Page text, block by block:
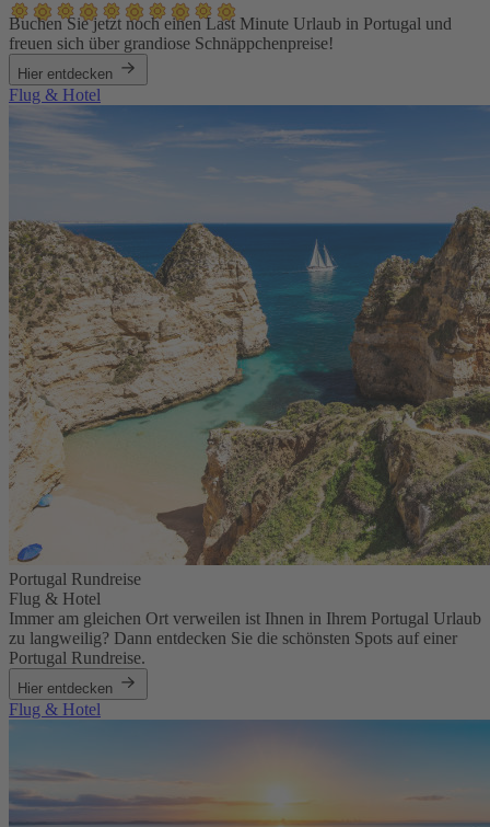
Buchen Sie jetzt noch einen Last Minute Urlaub in Portugal und
freuen sich über grandiose Schnäppchenpreise!
Hier entdecken
Flug & Hotel
Portugal Rundreise
Flug & Hotel
Immer am gleichen Ort verweilen ist Ihnen in Ihrem Portugal Urlaub
zu langweilig? Dann entdecken Sie die schönsten Spots auf einer
Portugal Rundreise.
Hier entdecken
Flug & Hotel